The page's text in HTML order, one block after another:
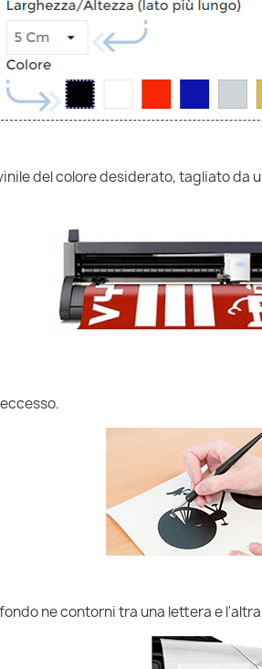
del colore desiderato, tagliato
ne contorni tra una lettera e